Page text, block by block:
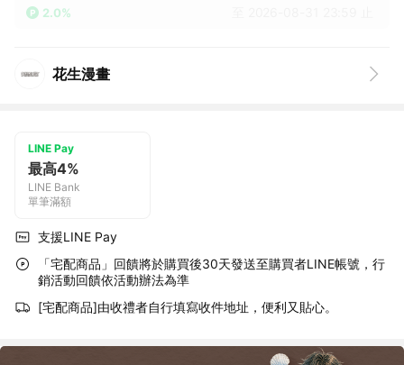
2.0%
花生漫畫
LINE Pay
最高4%
LINE Bank
單筆滿額
支援LINE Pay
「宅配商品」回饋將於購買後30天發送至購買者LINE帳號，行
銷活動回饋依活動辦法為準
[宅配商品]由收禮者自行填寫收件地址，便利又貼心。